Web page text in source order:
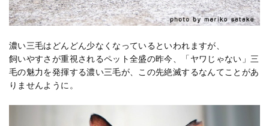
濃い三毛はどんどん少なくなっているといわれますが、
飼いやすさが重視されるペット全盛の昨今、「ヤワじゃない」三
毛の魅力を発揮する濃い三毛が、この先絶滅するなんてことがあ
りませんように。